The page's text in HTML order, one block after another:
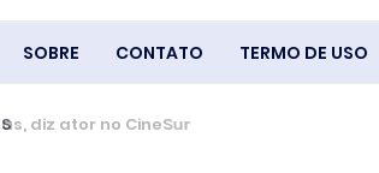
SOBRE CONTATO TERMO DE USO